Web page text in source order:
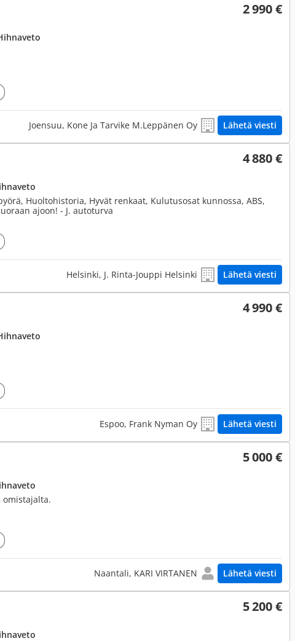
2 990 €
Joensuu, Kone Ja Tarvike M.Leppänen Oy Lähetä viesti
4 880 €
Huoltohistoria, Hyvät renkaat, Kulutusosat kunnossa, ABS,
ajoon! - J. autoturva
Helsinki, J. Rinta-Jouppi Helsinki Lähetä viesti
4 990 €
Espoo, Frank Nyman Oy Lähetä viesti
5 000 €
omistajalta.
Naantali, KARI VIRTANEN Lähetä viesti
5 200 €